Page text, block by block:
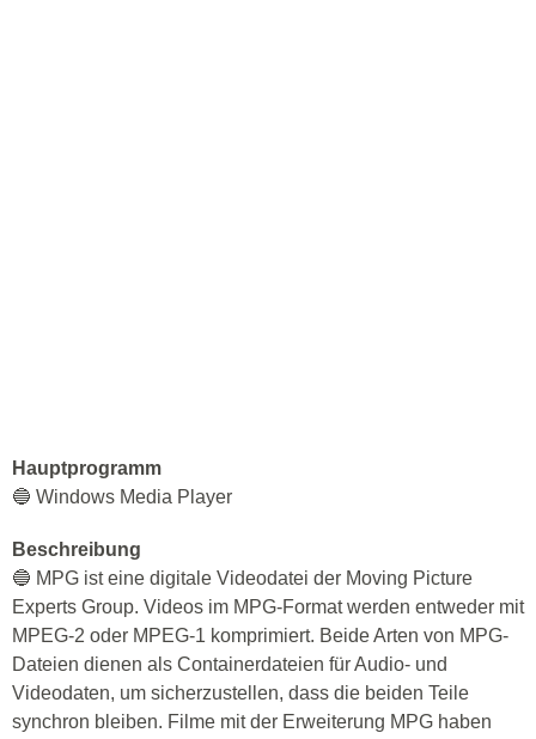
Hauptprogramm
🔵 Windows Media Player
Beschreibung
🔵 MPG ist eine digitale Videodatei der Moving Picture
Experts Group. Videos im MPG-Format werden entweder mit
MPEG-2 oder MPEG-1 komprimiert. Beide Arten von MPG-
Dateien dienen als Containerdateien für Audio- und
Videodaten, um sicherzustellen, dass die beiden Teile
synchron bleiben. Filme mit der Erweiterung MPG haben